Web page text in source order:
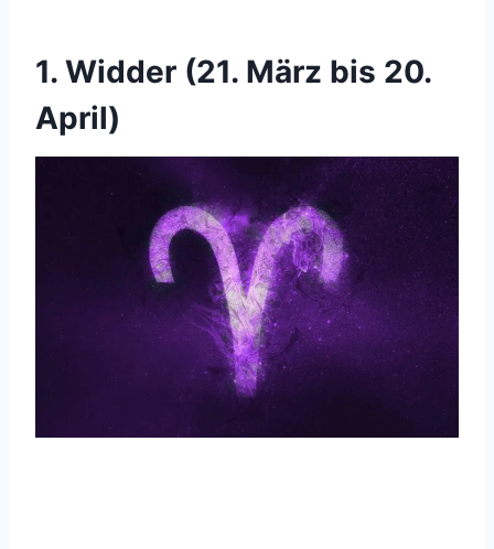
1. Widder (21. März bis 20.
April)